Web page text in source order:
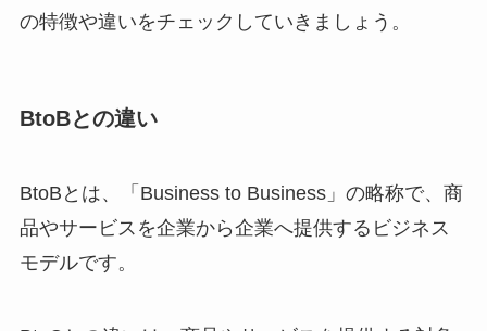
の特徴や違いをチェックしていきましょう。
BtoBとの違い
BtoBとは、「Business to Business」の略称で、商
品やサービスを企業から企業へ提供するビジネス
モデルです。